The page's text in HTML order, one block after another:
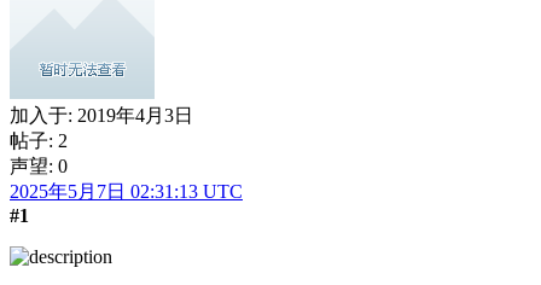
加入于: 2019年4月3日
帖子: 2
声望: 0
2025年5月7日 02:31:13 UTC
#1